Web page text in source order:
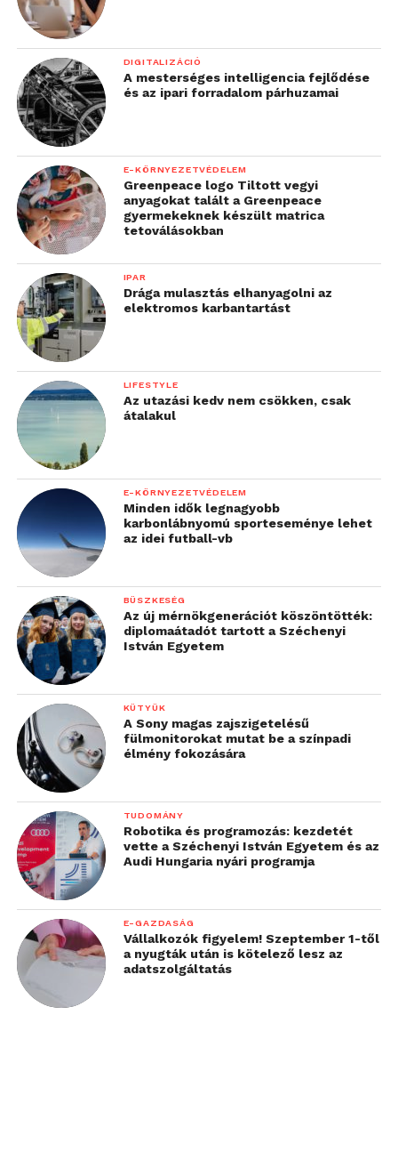
áll rendelkezésre lehetőség split klíma telepítésére.
Ugyanakkor energiafogyasztás, hatékonyság és
zajszint szempontjából a split klíma jobb választás,
különösen ha hosszabb távú, nagyobb helyiségek
hűtésére van szükség.
További friss híreket talál a
Csatlakozzon hozzánk aFacebookon
DIGITALIZÁCIÓ
A mesterséges intelligencia fejlődése
és az ipari forradalom párhuzamai
E-KÖRNYEZETVÉDELEM
Greenpeace logo Tiltott vegyi
anyagokat talált a Greenpeace
gyermekeknek készült matrica
tetoválásokban
IPAR
Drága mulasztás elhanyagolni az
elektromos karbantartást
LIFESTYLE
Az utazási kedv nem csökken, csak
átalakul
E-KÖRNYEZETVÉDELEM
Minden idők legnagyobb
karbonlábnyomú sporteseménye lehet
az idei futball-vb
BÜSZKESÉG
Az új mérnökgenerációt köszöntötték:
diplomaátadót tartott a Széchenyi
István Egyetem
KÜTYÜK
A Sony magas zajszigetelésű
fülmonitorokat mutat be a színpadi
élmény fokozására
TUDOMÁNY
Robotika és programozás: kezdetét
vette a Széchenyi István Egyetem és az
Audi Hungaria nyári programja
E-GAZDASÁG
Vállalkozók figyelem! Szeptember 1-től
a nyugták után is kötelező lesz az
adatszolgáltatás